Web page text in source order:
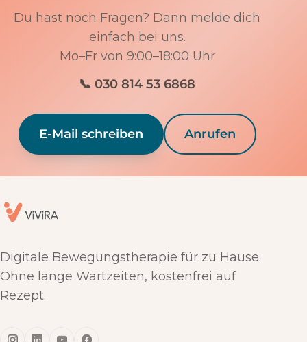
Du hast noch Fragen? Dann melde dich
einfach bei uns.
Mo–Fr von 9:00–18:00 Uhr
📞 030 814 53 6868
E-Mail schreiben Anrufen
Digitale Bewegungstherapie für zu Hause.
Ohne lange Wartzeiten, kostenfrei auf
Rezept.